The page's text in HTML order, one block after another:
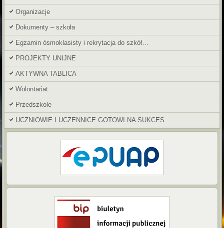
Organizacje
Dokumenty – szkoła
Egzamin ósmoklasisty i rekrytacja do szkół…
PROJEKTY UNIJNE
AKTYWNA TABLICA
Wolontariat
Przedszkole
UCZNIOWIE I UCZENNICE GOTOWI NA SUKCES